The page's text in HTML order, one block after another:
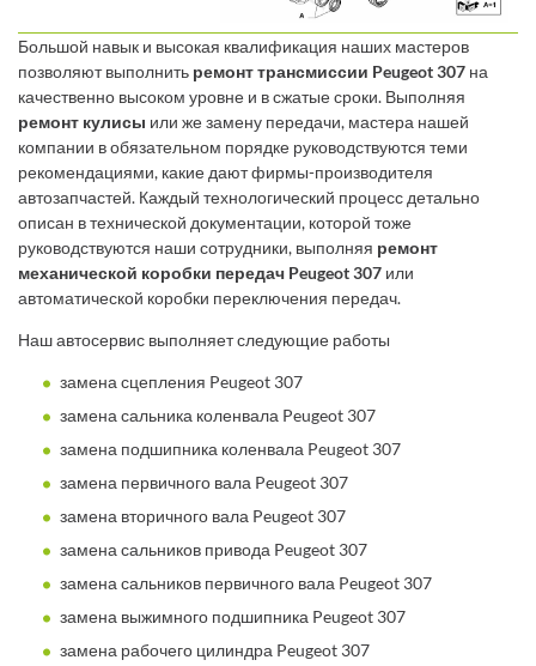
Большой навык и высокая квалификация наших мастеров
позволяют выполнить ремонт трансмиссии Peugeot 307 на
качественно высоком уровне и в сжатые сроки. Выполняя
ремонт кулисы или же замену передачи, мастера нашей
компании в обязательном порядке руководствуются теми
рекомендациями, какие дают фирмы-производителя
автозапчастей. Каждый технологический процесс детально
описан в технической документации, которой тоже
руководствуются наши сотрудники, выполняя ремонт
механической коробки передач Peugeot 307 или
автоматической коробки переключения передач.
Наш автосервис выполняет следующие работы
замена сцепления Peugeot 307
замена сальника коленвала Peugeot 307
замена подшипника коленвала Peugeot 307
замена первичного вала Peugeot 307
замена вторичного вала Peugeot 307
замена сальников привода Peugeot 307
замена сальников первичного вала Peugeot 307
замена выжимного подшипника Peugeot 307
замена рабочего цилиндра Peugeot 307